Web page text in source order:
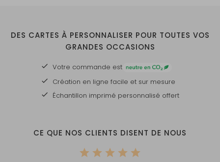
DES CARTES À PERSONNALISER POUR TOUTES VOS
GRANDES OCCASIONS
Votre commande est
Création en ligne facile et sur mesure
Échantillon imprimé personnalisé offert
CE QUE NOS CLIENTS DISENT DE NOUS